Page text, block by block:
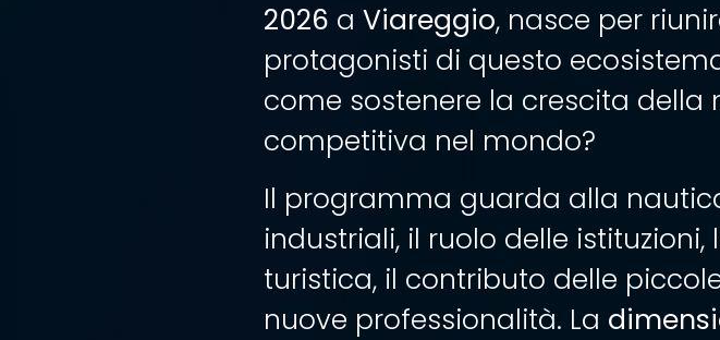
2026 a Viareggio, nasce per
protagonisti di questo
come sostenere la crescita
competitiva nel mondo?
Il programma guarda alla
industriali, il ruolo delle
turistica, il contributo delle
nuove professionalità. La